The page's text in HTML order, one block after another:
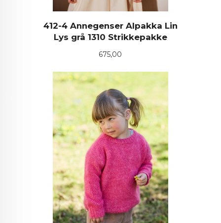
412-4 Annegenser Alpakka Lin
Lys grå 1310 Strikkepakke
Pris
675,00